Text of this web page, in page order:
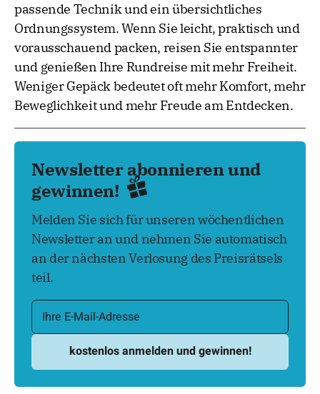
passende Technik und ein übersichtliches
Ordnungssystem. Wenn Sie leicht, praktisch und
vorausschauend packen, reisen Sie entspannter
und genießen Ihre Rundreise mit mehr Freiheit.
Weniger Gepäck bedeutet oft mehr Komfort, mehr
Beweglichkeit und mehr Freude am Entdecken.
Newsletter abonnieren und
gewinnen!
Melden Sie sich für unseren wöchentlichen
Newsletter an und nehmen Sie automatisch
an der nächsten Verlosung des Preisrätsels
teil.